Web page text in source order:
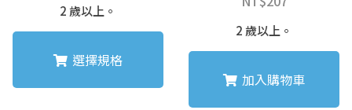
2 歲以上。
選擇規格
2 歲以上。
加入購物車